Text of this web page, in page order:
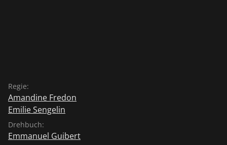
Regie:
Amandine Fredon
Emilie Sengelin
Drehbuch:
Emmanuel Guibert